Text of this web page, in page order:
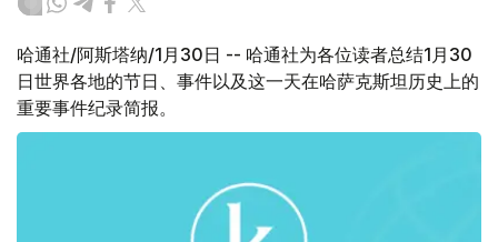
哈通社/阿斯塔纳/1月30日 -- 哈通社为各位读者总结1月30
日世界各地的节日、事件以及这一天在哈萨克斯坦历史上的
重要事件纪录简报。